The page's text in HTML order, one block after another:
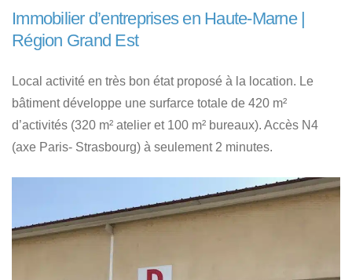
Immobilier d’entreprises en Haute-Marne |
Région Grand Est
Local activité en très bon état proposé à la location. Le
bâtiment développe une surfarce totale de 420 m²
d’activités (320 m² atelier et 100 m² bureaux). Accès N4
(axe Paris- Strasbourg) à seulement 2 minutes.